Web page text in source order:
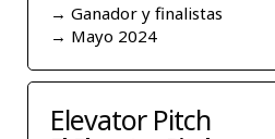
→ Ganador y finalistas
→ Mayo 2024
Elevator Pitch